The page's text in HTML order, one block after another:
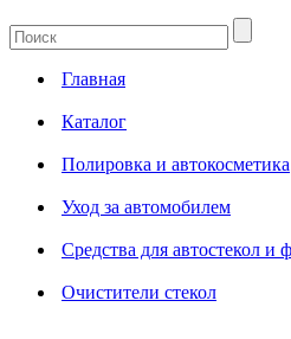
Главная
Каталог
Полировка и автокосметика
Уход за автомобилем
Средства для автостекол и
Очистители стекол